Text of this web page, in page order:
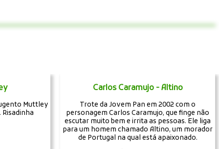
Muttley
Risadinha
Carlos Caramujo - Altino
Trote da Jovem Pan em 2002 com o
personagem Carlos Caramujo, que finge não
escutar muito bem e irrita as pessoas. Ele liga
para um homem chamado Altino, um morador
de Portugal na qual está apaixonado.